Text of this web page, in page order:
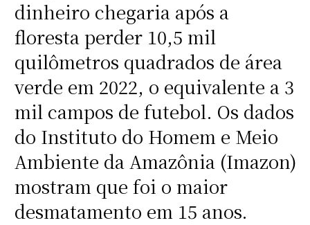
dinheiro chegaria após a
floresta perder 10,5 mil
quilômetros quadrados de área
verde em 2022, o equivalente a 3
mil campos de futebol. Os dados
do Instituto do Homem e Meio
Ambiente da Amazônia (Imazon)
mostram que foi o maior
desmatamento em 15 anos.